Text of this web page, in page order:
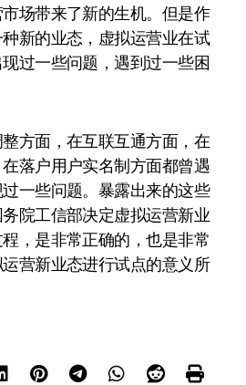
场带来了新的生机。但是作
新的业态，虚拟运营业在试
过一些问题，遇到过一些困
方面，在互联互通方面，在
落户用户实名制方面都曾遇
一些问题。暴露出来的这些
院工信部决定虚拟运营新业
，是非常正确的，也是非常
营新业态进行试点的意义所